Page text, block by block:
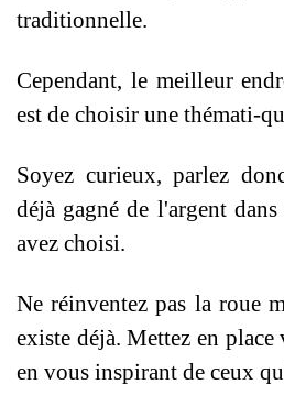
traditionnelle.
Cependant, le meilleur
est de choisir une thémati-
Soyez curieux, parlez
déjà gagné de l'argent
avez choisi.
Ne réinventez pas la roue
existe déjà. Mettez en
en vous inspirant de ceux